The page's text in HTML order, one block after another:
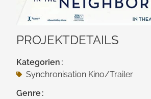
PROJEKTDETAILS
Kategorien
Synchronisation Kino/​Trailer
Genre